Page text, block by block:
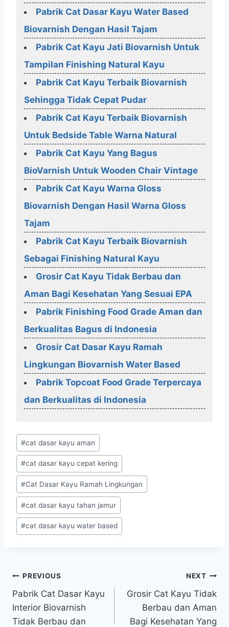
Pabrik Cat Dasar Kayu Water Based
Biovarnish Dengan Hasil Tajam
Pabrik Cat Kayu Jati Biovarnish Untuk
Tampilan Finishing Natural Kayu
Pabrik Cat Kayu Terbaik Biovarnish
Sehingga Tidak Cepat Pudar
Pabrik Cat Kayu Terbaik Biovarnish
Untuk Bedside Table Warna Natural
Pabrik Cat Kayu Yang Bagus
BioVarnish Untuk Wooden Chair Vintage
Pabrik Cat Kayu Warna Gloss
Biovarnish Dengan Hasil Warna Gloss
Tajam
Pabrik Cat Kayu Terbaik Biovarnish
Sebagai Finishing Natural Kayu
Grosir Cat Kayu Tidak Berbau dan
Aman Bagi Kesehatan Yang Sesuai EPA
Pabrik Finishing Food Grade Aman dan
Berkualitas Bagus di Indonesia
Grosir Cat Dasar Kayu Ramah
Lingkungan Biovarnish Water Based
Pabrik Topcoat Food Grade Terpercaya
dan Berkualitas di Indonesia
Post
Tags:
#cat dasar kayu aman
#cat dasar kayu cepat kering
#Cat Dasar Kayu Ramah Lingkungan
#cat dasar kayu tahan jamur
#cat dasar kayu water based
Post
navigation
PREVIOUS
Pabrik Cat Dasar Kayu
Interior Biovarnish
Tidak Berbau dan
NEXT
Grosir Cat Kayu Tidak
Berbau dan Aman
Bagi Kesehatan Yang